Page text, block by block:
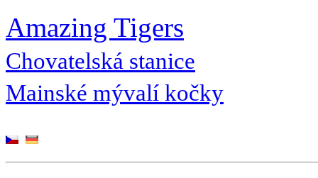
Amazing Tigers
Chovatelská stanice
Mainské mývalí kočky